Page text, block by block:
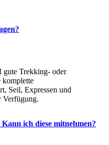
gute Trekking- oder
komplette
Seil, Expressen und
Verfügung.
ich diese mitnehmen?